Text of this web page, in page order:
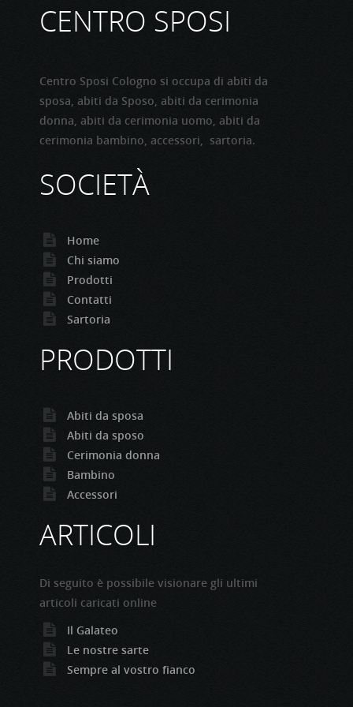
CENTRO SPOSI
Centro Sposi Cologno si occupa di abiti da
sposa, abiti da Sposo, abiti da cerimonia
donna, abiti da cerimonia uomo, abiti da
cerimonia bambino, accessori, sartoria.
SOCIETÀ
Home
Chi siamo
Prodotti
Contatti
Sartoria
PRODOTTI
Abiti da sposa
Abiti da sposo
Cerimonia donna
Bambino
Accessori
ARTICOLI
Di seguito è possibile visionare gli ultimi
articoli caricati online
Il Galateo
Le nostre sarte
Sempre al vostro fianco